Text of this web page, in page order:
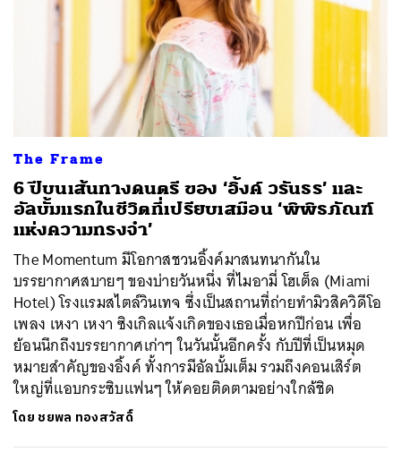
The Frame
6 ปีบนเส้นทางดนตรี ของ ‘อิ้งค์ วรันธร’ และ
อัลบั้มแรกในชีวิตที่เปรียบเสมือน ‘พิพิธภัณฑ์
แห่งความทรงจำ’
The Momentum มีโอกาสชวนอิ้งค์มาสนทนากันใน
บรรยากาศสบายๆ ของบ่ายวันหนึ่ง ที่ไมอามี่ โฮเต็ล (Miami
Hotel) โรงแรมสไตล์วินเทจ ซึ่งเป็นสถานที่ถ่ายทำมิวสิควิดีโอ
เพลง เหงา เหงา ซิงเกิลแจ้งเกิดของเธอเมื่อหกปีก่อน เพื่อ
ย้อนนึกถึงบรรยากาศเก่าๆ ในวันนั้นอีกครั้ง กับปีที่เป็นหมุด
หมายสำคัญของอิ้งค์ ทั้งการมีอัลบั้มเต็ม รวมถึงคอนเสิร์ต
ใหญ่ที่แอบกระซิบแฟนๆ ให้คอยติดตามอย่างใกล้ชิด
โดย ชยพล ทองสวัสดิ์
ค้นหา
LINE